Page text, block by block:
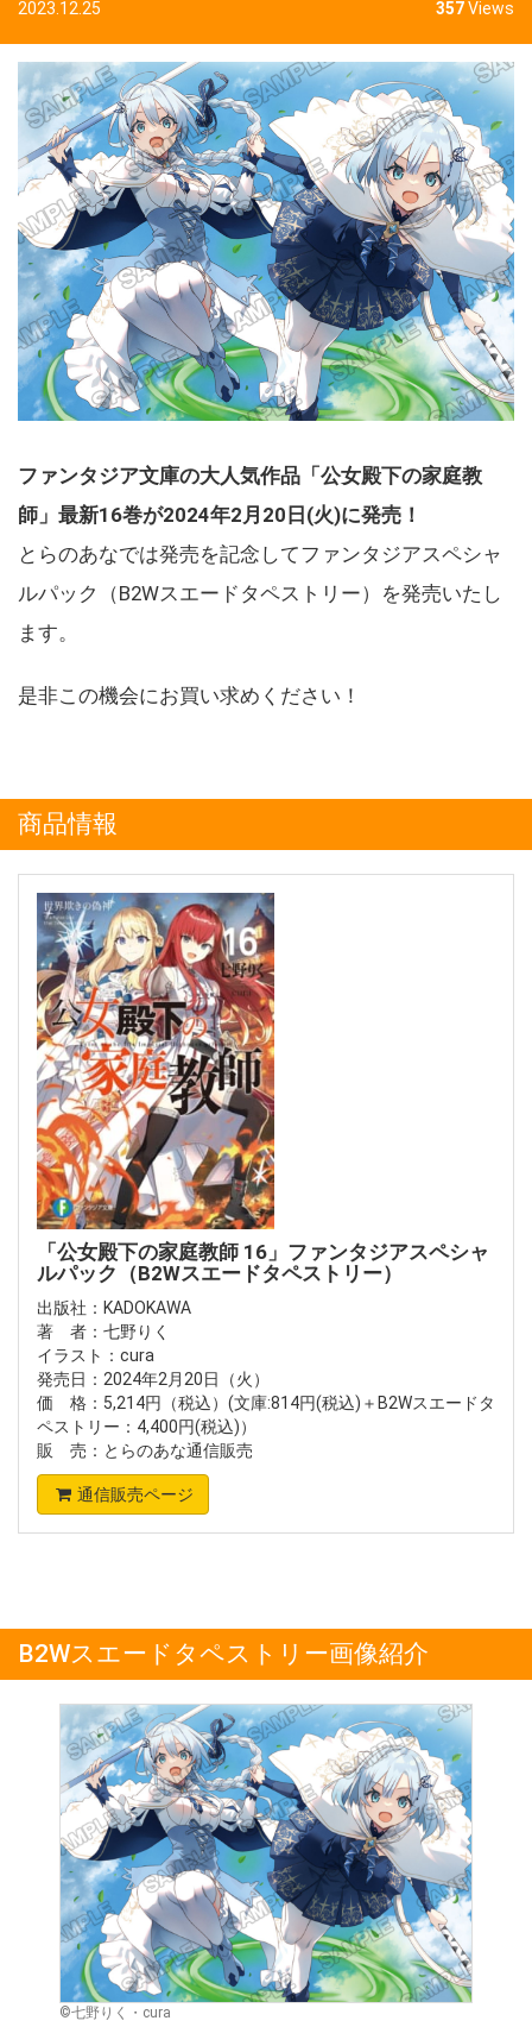
2023.12.25 357Views
ファンタジア文庫の大人気作品「公女殿下の家庭教
師」最新16巻が2024年2月20日(火)に発売！
とらのあなでは発売を記念してファンタジアスペシャ
ルパック（B2Wスエードタペストリー）を発売いたし
ます。
是非この機会にお買い求めください！
商品情報
「公女殿下の家庭教師 16」ファンタジアスペシャ
ルパック（B2Wスエードタペストリー）
出版社：KADOKAWA
著 者：七野りく
イラスト：cura
発売日：2024年2月20日（火）
価 格：5,214円（税込）(文庫:814円(税込)＋B2Wスエードタ
ペストリー：4,400円(税込)）
販 売：とらのあな通信販売
通信販売ページ
B2Wスエードタペストリー画像紹介
©七野りく・cura